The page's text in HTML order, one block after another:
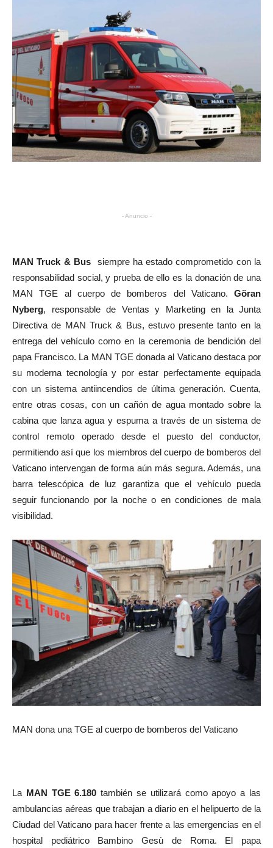
- Anuncio -
MAN Truck & Bus
siempre ha estado comprometido con la
responsabilidad social, y prueba de ello es la donación de una
MAN TGE al cuerpo de bomberos del Vaticano. Göran
Nyberg, responsable de Ventas y Marketing en la Junta
Directiva de MAN Truck & Bus, estuvo presente tanto en la
entrega del vehículo como en la ceremonia de bendición del
papa Francisco. La MAN TGE donada al Vaticano destaca por
su moderna tecnología y por estar perfectamente equipada
con un sistema antiincendios de última generación. Cuenta,
entre otras cosas, con un cañón de agua montado sobre la
cabina que lanza agua y espuma a través de un sistema de
control remoto operado desde el puesto del conductor,
permitiendo así que los miembros del cuerpo de bomberos del
Vaticano intervengan de forma aún más segura. Además, una
barra telescópica de luz garantiza que el vehículo pueda
seguir funcionando por la noche o en condiciones de mala
visibilidad.
MAN dona una TGE al cuerpo de bomberos del Vaticano
La MAN TGE 6.180 también se utilizará como apoyo a las
ambulancias aéreas que trabajan a diario en el helipuerto de la
Ciudad del Vaticano para hacer frente a las emergencias en el
hospital pediátrico Bambino Gesù de Roma. El papa